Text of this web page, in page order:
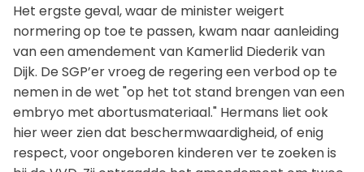
Het ergste geval, waar de minister weigert
normering op toe te passen, kwam naar aanleiding
van een amendement van Kamerlid Diederik van
Dijk. De SGP’er vroeg de regering een verbod op te
nemen in de wet "op het tot stand brengen van een
embryo met abortusmateriaal." Hermans liet ook
hier weer zien dat beschermwaardigheid, of enig
respect, voor ongeboren kinderen ver te zoeken is